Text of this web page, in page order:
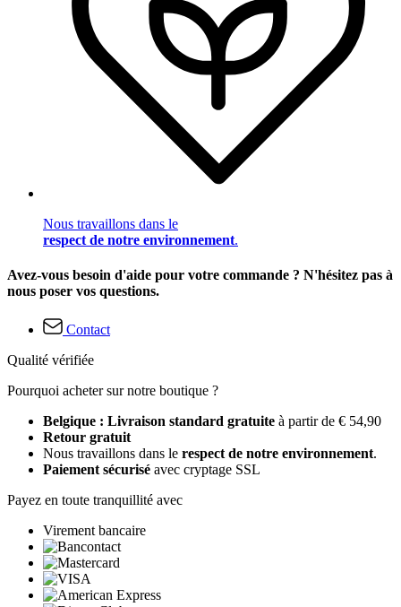
Nous travaillons dans le
respect de notre environnement.
Avez-vous besoin d'aide pour votre commande ? N'hésitez pas à
nous poser vos questions.
Contact
Qualité vérifiée
Pourquoi acheter sur notre boutique ?
Belgique : Livraison standard gratuite à partir de € 54,90
Retour gratuit
Nous travaillons dans le respect de notre environnement.
Paiement sécurisé avec cryptage SSL
Payez en toute tranquillité avec
Virement bancaire